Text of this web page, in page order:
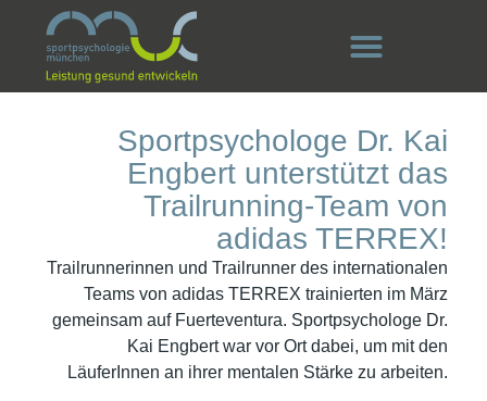
Sportpsychologe Dr. Kai
Engbert unterstützt das
Trailrunning-Team von
adidas TERREX!
Trailrunnerinnen und Trailrunner des internationalen
Teams von adidas TERREX trainierten im März
gemeinsam auf Fuerteventura. Sportpsychologe Dr.
Kai Engbert war vor Ort dabei, um mit den
LäuferInnen an ihrer mentalen Stärke zu arbeiten.